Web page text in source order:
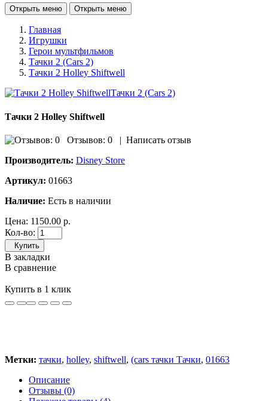
Открыть меню Открыть меню
Главная
Игрушки
Герои мультфильмов
Тачки 2 (Cars 2)
Тачки 2 Holley Shiftwell
Тачки 2 Holley Shiftwell
Отзывов: 0 | Написать отзыв
Производитель: Disney Store
Артикул: 01663
Наличие: Есть в наличии
Цена: 1150.00 р.
Кол-во:
Купить
В закладки
В сравнение
Купить в 1 клик
Метки: тачки, holley, shiftwell, (cars тачки Тачки, 01663
Описание
Отзывы (0)